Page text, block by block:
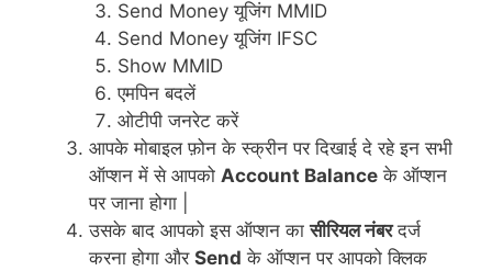
Send Money यूजिंग MMID
Send Money यूजिंग IFSC
Show MMID
एमपिन बदलें
ओटीपी जनरेट करें
आपके मोबाइल फ़ोन के स्क्रीन पर दिखाई दे रहे इन सभी
ऑप्शन में से आपको Account Balance के ऑप्शन
पर जाना होगा |
उसके बाद आपको इस ऑप्शन कासीरियल नंबरदर्ज
करना होगा और Send के ऑप्शन पर आपको क्लिक